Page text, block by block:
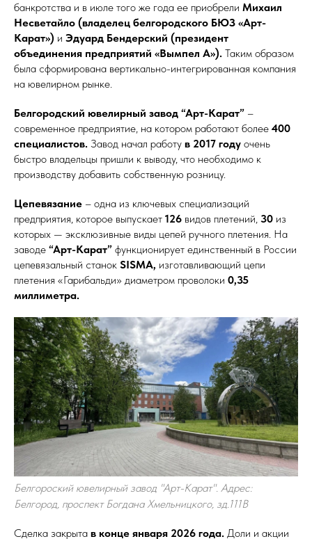
банкротства и в июле того же года ее приобрели Михаил
Несветайло (владелец белгородского БЮЗ «Арт-
Карат») и Эдуард Бендерский (президент
объединения предприятий «Вымпел А»). Таким образом
была сформирована вертикально-интегрированная компания
на ювелирном рынке.
Белгородский ювелирный завод “Арт-Карат” –
современное предприятие, на котором работают более 400
специалистов. Завод начал работу в 2017 году очень
быстро владельцы пришли к выводу, что необходимо к
производству добавить собственную розницу.
Цепевязание – одна из ключевых специализаций
предприятия, которое выпускает 126 видов плетений, 30 из
которых — эксклюзивные виды цепей ручного плетения. На
заводе “Арт-Карат” функционирует единственный в России
цепевязальный станок SISMA, изготавливающий цепи
плетения «Гарибальди» диаметром проволоки 0,35
миллиметра.
Белгороский ювелирный завод "Арт-Карат". Адрес:
Белгород, проспект Богдана Хмельницкого, зд.111В
Сделка закрыта в конце января 2026 года. Доли и акции